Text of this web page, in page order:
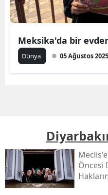
Meksika'da bir
Dünya 05 Ağustos 2025
Öncesi